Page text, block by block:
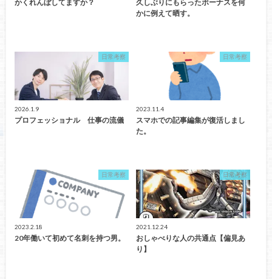
かくれんぼしてますか？
久しぶりにもらったボーナスを何
かに例えて晒す。
日常考察
2026.1.9
プロフェッショナル 仕事の流儀
日常考察
2023.11.4
スマホでの記事編集が復活しまし
た。
日常考察
2023.2.18
20年働いて初めて名刺を持つ男。
日常考察
2021.12.24
おしゃべりな人の共通点【偏見あ
り】